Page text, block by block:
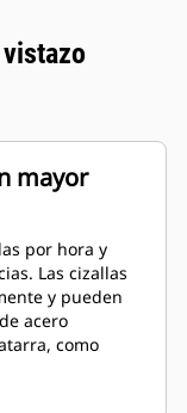
mayor
por hora y
Las cizallas
y pueden
acero
como